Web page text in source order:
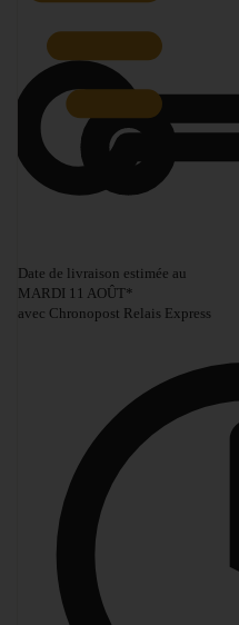
Date de livraison estimée au
MARDI 11 AOÛT*
avec Chronopost Relais Express